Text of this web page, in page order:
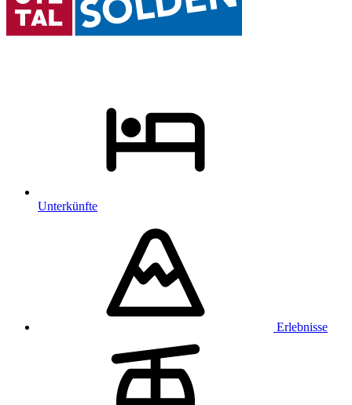
Unterkünfte
Erlebnisse